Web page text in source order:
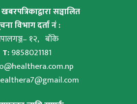
सञ्चालित
विभाग दर्ता नं :
१२, बाँके
T:9858021181